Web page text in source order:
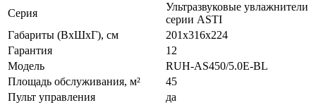
Серия
Ультразвуковые увлажнители
серии ASTI
Габариты (ВхШхГ), см
201x316x224
Гарантия
12
Модель
RUH-AS450/5.0E-BL
Площадь обслуживания, м²
45
Пульт управления
да